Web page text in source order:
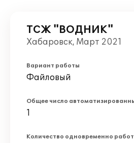
ТСЖ "ВОДНИК"
Хабаровск, Март 2021
Вариант работы
Файловый
Общее число
1
Количество одновременно